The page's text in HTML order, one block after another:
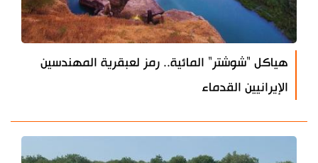
هياكل "شوشتر" المائية.. رمز لعبقرية المهندسين
الإيرانيين القدماء